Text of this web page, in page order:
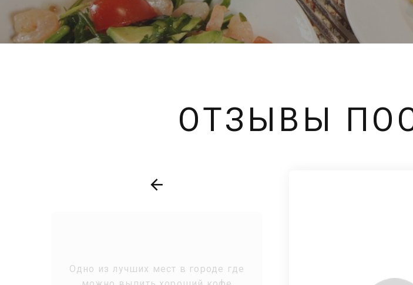
ОТЗЫВЫ
Одно из лучших мест в городе где